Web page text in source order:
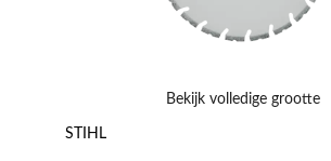
Bekijk volledige grootte
STIHL